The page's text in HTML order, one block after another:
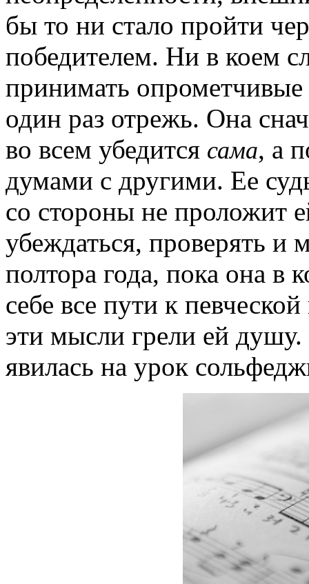
бы то ни стало пройти
победителем. Ни в коем
принимать
один раз отрежь. Она
во всем убедится сама, а
думами с другими. Ее
со стороны не проложит
убеждаться, проверять
полтора года, пока она в
себе все пути к
эти мысли грели ей
явилась на урок